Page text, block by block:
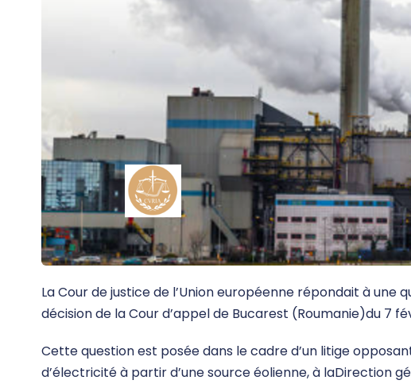
La Cour de justice de l’Union européenne répondait à une
décision de la Cour d’appel de Bucarest (Roumanie)du 7
Cette question est posée dans le cadre d’un litige
d’électricité à partir d’une source éolienne, à laDirection